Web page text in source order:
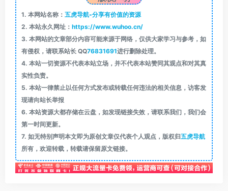
1. 本网站名称： 五虎导航-分享有价值的资源
2. 本站永久网址： https://www.wuhoo.cn/
3. 本网站的文章部分内容可能来源于网络，仅供大家学习与参考，如
有侵权，请联系站长 QQ76831691进行删除处理。
4. 本站一切资源不代表本站立场，并不代表本站赞同其观点和对其真
实性负责。
5. 本站一律禁止以任何方式发布或转载任何违法的相关信息，访客发
现请向站长举报
6. 本站资源大都存储在云盘，如发现链接失效，请联系我们，我们会
第一时间更新。
7. 如无特别声明本文即为原创文章仅代表个人观点，版权归五虎导航
所有，欢迎转载，转载请保留原文链接。